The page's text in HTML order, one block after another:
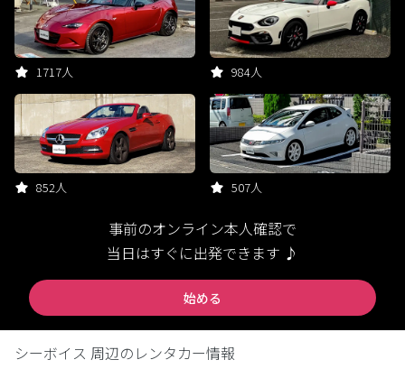
1717人 984人
852人 507人
事前のオンライン本人確認で
当日はすぐに出発できます ♪
始める
シーボイス 周辺のレンタカー情報